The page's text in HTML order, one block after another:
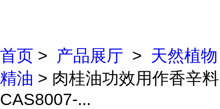
首页 > 产品展厅 > 天然植物
精油 > 肉桂油功效用作香辛料
CAS8007-...